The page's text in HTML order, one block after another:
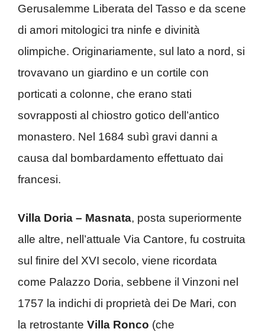
Gerusalemme Liberata del Tasso e da scene
di amori mitologici tra ninfe e divinità
olimpiche. Originariamente, sul lato a nord, si
trovavano un giardino e un cortile con
porticati a colonne, che erano stati
sovrapposti al chiostro gotico dell’antico
monastero. Nel 1684 subì gravi danni a
causa dal bombardamento effettuato dai
francesi.
Villa Doria – Masnata, posta superiormente
alle altre, nell’attuale Via Cantore, fu costruita
sul finire del XVI secolo, viene ricordata
come Palazzo Doria, sebbene il Vinzoni nel
1757 la indichi di proprietà dei De Mari, con
la retrostante Villa Ronco (che